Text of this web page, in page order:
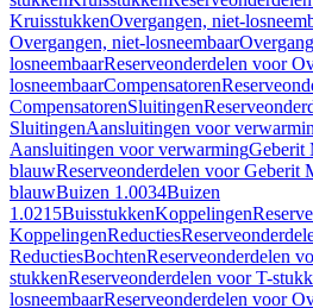
KruisstukkenOvergangen, niet-
Overgangen, niet-losneembaar
losneembaarReserveonderdelen voor
losneembaarCompensatoren
CompensatorenSluitingen
SluitingenAansluitingen voor
Aansluitingen voor verwarmingGeberit
blauwReserveonderdelen voor Geberit
blauwBuizen 1.0034Buizen
1.0215BuisstukkenKoppelingen
KoppelingenReducties
ReductiesBochtenReserveonderdelen
stukkenReserveonderdelen voor T-
losneembaarReserveonderdelen voor